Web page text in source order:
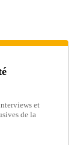
et
de la